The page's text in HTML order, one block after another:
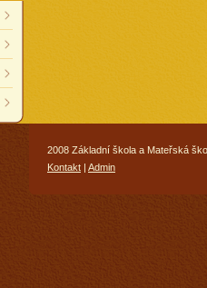
2008 Základní škola a Mateřská
Kontakt | Admin